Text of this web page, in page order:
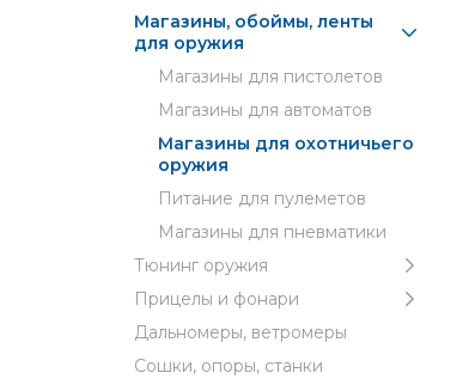
Магазины, обоймы, ленты
для оружия
Магазины для пистолетов
Магазины для автоматов
Магазины для охотничьего
оружия
Питание для пулеметов
Магазины для пневматики
Тюнинг оружия
Прицелы и фонари
Дальномеры, ветромеры
Сошки, опоры, станки